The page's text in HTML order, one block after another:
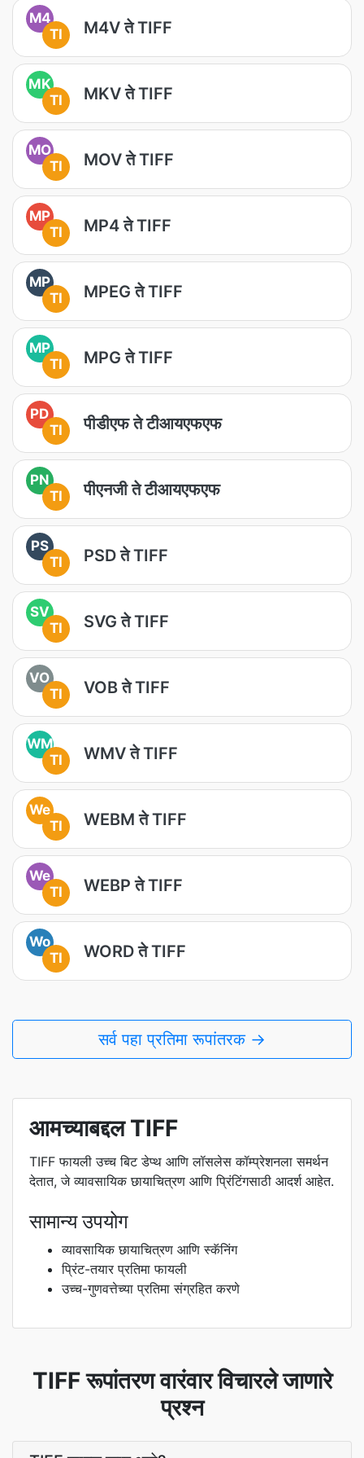
M4
TI
M4V ते TIFF
MK
TI
MKV ते TIFF
MO
TI
MOV ते TIFF
MP
TI
MP4 ते TIFF
MP
TI
MPEG ते TIFF
MP
TI
MPG ते TIFF
PD
TI
पीडीएफ ते टीआयएफएफ
PN
TI
पीएनजी ते टीआयएफएफ
PS
TI
PSD ते TIFF
SV
TI
SVG ते TIFF
VO
TI
VOB ते TIFF
WM
TI
WMV ते TIFF
We
TI
WEBM ते TIFF
We
TI
WEBP ते TIFF
Wo
TI
WORD ते TIFF
सर्व पहा प्रतिमा रूपांतरक →
आमच्याबद्दल TIFF
TIFF फायली उच्च बिट डेप्थ आणि लॉसलेस कॉम्प्रेशनला समर्थन
देतात, जे व्यावसायिक छायाचित्रण आणि प्रिंटिंगसाठी आदर्श आहेत.
सामान्य उपयोग
व्यावसायिक छायाचित्रण आणि स्कॅनिंग
प्रिंट-तयार प्रतिमा फायली
उच्च-गुणवत्तेच्या प्रतिमा संग्रहित करणे
TIFF रूपांतरण वारंवार विचारले जाणारे
प्रश्न